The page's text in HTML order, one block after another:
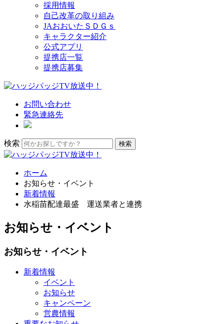
採用情報
自己改革の取り組み
JAおおいたＳＤＧｓ
キャラクター紹介
公式アプリ
提携店一覧
提携店募集
お問い合わせ
緊急連絡先
検索
ホーム
お知らせ・イベント
新着情報
水稲苗配達最盛 運送業者と連携
お知らせ・イベント
お知らせ・イベント
新着情報
イベント
お知らせ
キャンペーン
営農情報